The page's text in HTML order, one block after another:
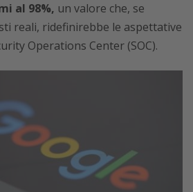
al 98%, un valore che, se
reali, ridefinirebbe le aspettative
Operations Center (SOC).